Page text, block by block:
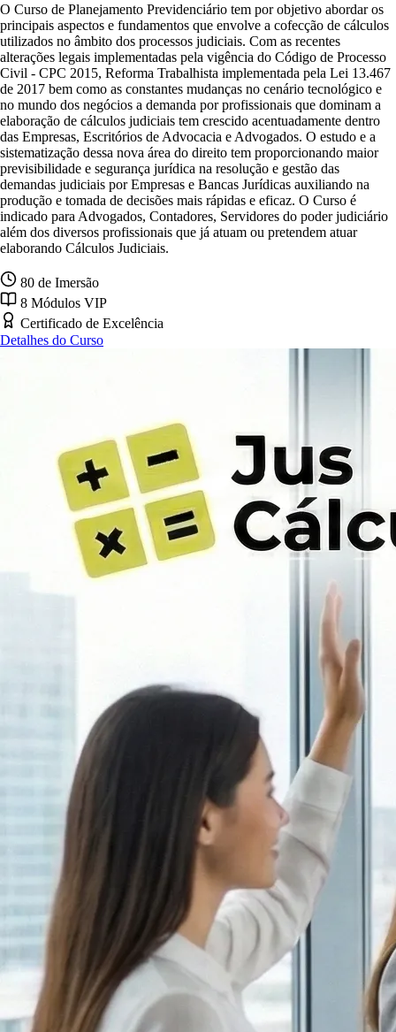
O Curso de Planejamento Previdenciário tem por objetivo abordar os
principais aspectos e fundamentos que envolve a cofecção de cálculos
utilizados no âmbito dos processos judiciais. Com as recentes
alterações legais implementadas pela vigência do Código de Processo
Civil - CPC 2015, Reforma Trabalhista implementada pela Lei 13.467
de 2017 bem como as constantes mudanças no cenário tecnológico e
no mundo dos negócios a demanda por profissionais que dominam a
elaboração de cálculos judiciais tem crescido acentuadamente dentro
das Empresas, Escritórios de Advocacia e Advogados. O estudo e a
sistematização dessa nova área do direito tem proporcionando maior
previsibilidade e segurança jurídica na resolução e gestão das
demandas judiciais por Empresas e Bancas Jurídicas auxiliando na
produção e tomada de decisões mais rápidas e eficaz. O Curso é
indicado para Advogados, Contadores, Servidores do poder judiciário
além dos diversos profissionais que já atuam ou pretendem atuar
elaborando Cálculos Judiciais.
80 de Imersão
8 Módulos VIP
Certificado de Excelência
Detalhes do Curso